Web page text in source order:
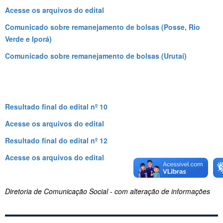
Acesse os arquivos do edital
Comunicado sobre remanejamento de bolsas (Posse, Rio
Verde e Iporá)
Comunicado sobre remanejamento de bolsas (Urutaí)
Resultado final do edital nº 10
Acesse os arquivos do edital
Resultado final do edital nº 12
Acesse os arquivos do edital
Diretoria de Comunicação Social - com alteração de informações